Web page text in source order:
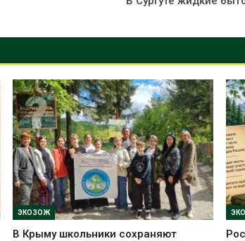
ЭКОЗОЖ
В Крыму школьники сохраняют